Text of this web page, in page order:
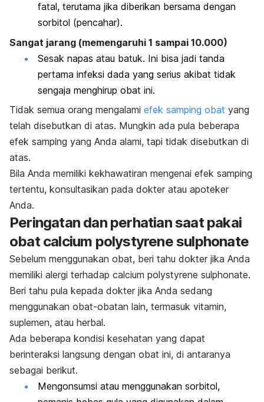
fatal, terutama jika diberikan bersama dengan
sorbitol (pencahar).
Sangat jarang (memengaruhi 1 sampai 10.000)
Sesak napas atau batuk. Ini bisa jadi tanda
pertama infeksi dada yang serius akibat tidak
sengaja menghirup obat ini.
Tidak semua orang mengalami efek samping obat yang
telah disebutkan di atas. Mungkin ada pula beberapa
efek samping yang Anda alami, tapi tidak disebutkan di
atas.
Bila Anda memiliki kekhawatiran mengenai efek samping
tertentu, konsultasikan pada dokter atau apoteker
Anda.
Peringatan dan perhatian saat pakai
obatcalcium polystyrene sulphonate
Sebelum menggunakan obat, beri tahu dokter jika Anda
memiliki alergi terhadap calcium polystyrene sulphonate.
Beri tahu pula kepada dokter jika Anda sedang
menggunakan obat-obatan lain, termasuk vitamin,
suplemen, atau herbal.
Ada beberapa kondisi kesehatan yang dapat
berinteraksi langsung dengan obat ini, di antaranya
sebagai berikut.
Mengonsumsi atau menggunakan sorbitol,